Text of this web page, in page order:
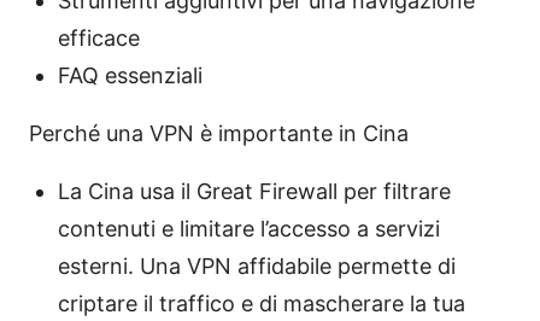
efficace
FAQ essenziali
Perché una VPN è importante in Cina
La Cina usa il Great Firewall per filtrare
contenuti e limitare l’accesso a servizi
esterni. Una VPN affidabile permette di
criptare il traffico e di mascherare la tua